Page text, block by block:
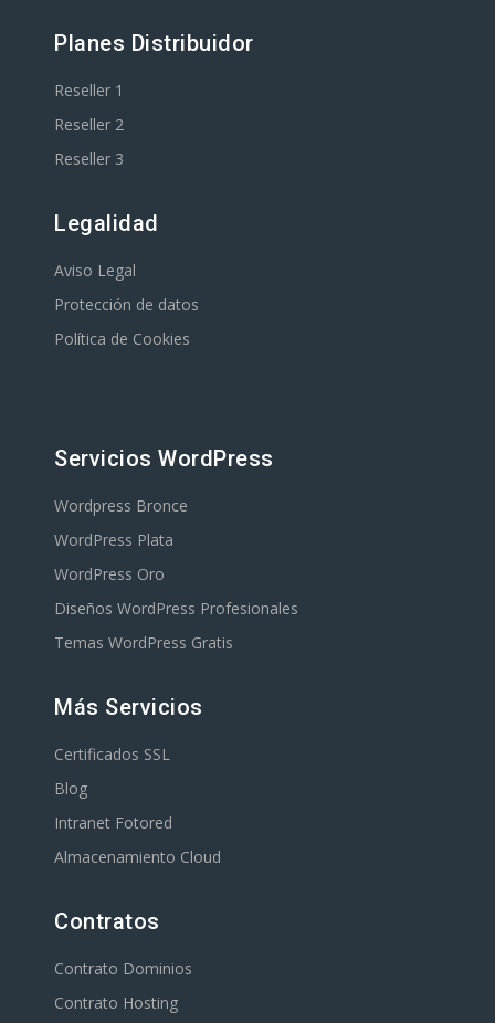
Planes Distribuidor
Reseller 1
Reseller 2
Reseller 3
Legalidad
Aviso Legal
Protección de datos
Política de Cookies
Servicios WordPress
Wordpress Bronce
WordPress Plata
WordPress Oro
Diseños WordPress Profesionales
Temas WordPress Gratis
Más Servicios
Certificados SSL
Blog
Intranet Fotored
Almacenamiento Cloud
Contratos
Contrato Dominios
Contrato Hosting